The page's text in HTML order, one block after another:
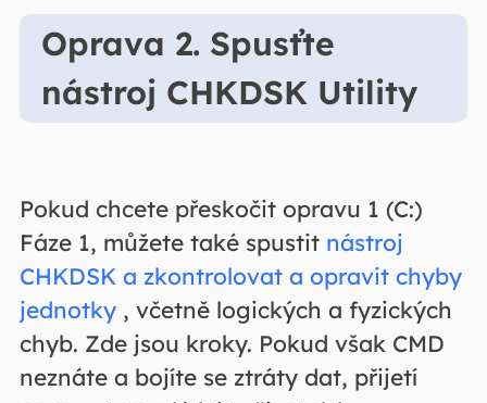
Oprava 2. Spusťte
nástroj CHKDSK Utility
Pokud chcete přeskočit opravu 1 (C:)
Fáze 1, můžete také spustit nástroj
CHKDSK a zkontrolovat a opravit chyby
jednotky, včetně logických a fyzických
chyb. Zde jsou kroky. Pokud však CMD
neznáte a bojíte se ztráty dat, přijetí